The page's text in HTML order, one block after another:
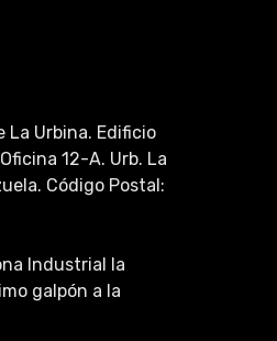
La Urbina. Edificio
12-A. Urb. La
Código Postal:
Industrial la
galpón a la